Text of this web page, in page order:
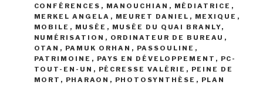
CONFÉRENCES , MANOUCHIAN , MÉDIATRICE ,
MERKEL ANGELA , MEURET DANIEL , MEXIQUE ,
MOBILE , MUSÉE , MUSÉE DU QUAI BRANLY,
NUMÉRISATION , ORDINATEUR DE BUREAU ,
OTAN , PAMUK ORHAN , PASSOULINE ,
PATRIMOINE , PAYS EN DÉVELOPPEMENT , PC-
TOUT-EN-UN , PÉCRESSE VALÉRIE , PEINE DE
MORT , PHARAON , PHOTOSYNTHÈSE , PLAN